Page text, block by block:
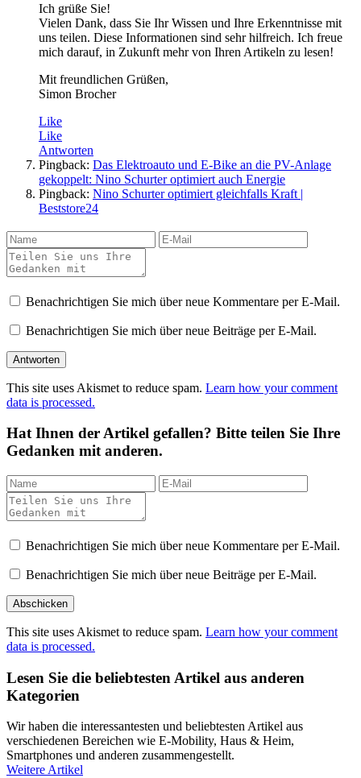
Ich grüße Sie!
Vielen Dank, dass Sie Ihr Wissen und Ihre Erkenntnisse mit
uns teilen. Diese Informationen sind sehr hilfreich. Ich freue
mich darauf, in Zukunft mehr von Ihren Artikeln zu lesen!
Mit freundlichen Grüßen,
Simon Brocher
Like
Like
Antworten
Pingback: Das Elektroauto und E-Bike an die PV-Anlage
gekoppelt: Nino Schurter optimiert auch Energie
Pingback: Nino Schurter optimiert gleichfalls Kraft |
Beststore24
Benachrichtigen Sie mich über neue Kommentare per E-Mail.
Benachrichtigen Sie mich über neue Beiträge per E-Mail.
This site uses Akismet to reduce spam. Learn how your comment
data is processed.
Hat Ihnen der Artikel gefallen? Bitte teilen Sie Ihre
Gedanken mit anderen.
Benachrichtigen Sie mich über neue Kommentare per E-Mail.
Benachrichtigen Sie mich über neue Beiträge per E-Mail.
This site uses Akismet to reduce spam. Learn how your comment
data is processed.
Lesen Sie die beliebtesten Artikel aus anderen
Kategorien
Wir haben die interessantesten und beliebtesten Artikel aus
verschiedenen Bereichen wie E-Mobility, Haus & Heim,
Smartphones und anderen zusammengestellt.
Weitere Artikel